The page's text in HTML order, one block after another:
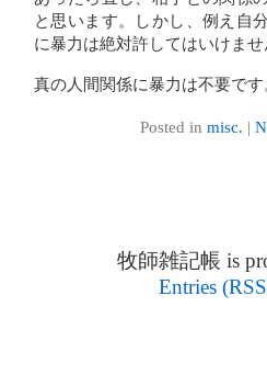
と思います。しかし、例え自
に暴力は絶対許してはいけま
真の人間関係に暴力は不要です
Posted in misc. |
牧師雑記帳 is
Entries